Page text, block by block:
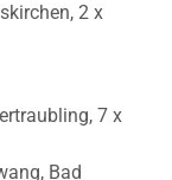
2 x
7 x
Bad